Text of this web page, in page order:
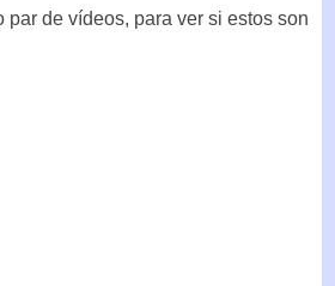
par de vídeos, para ver si estos son